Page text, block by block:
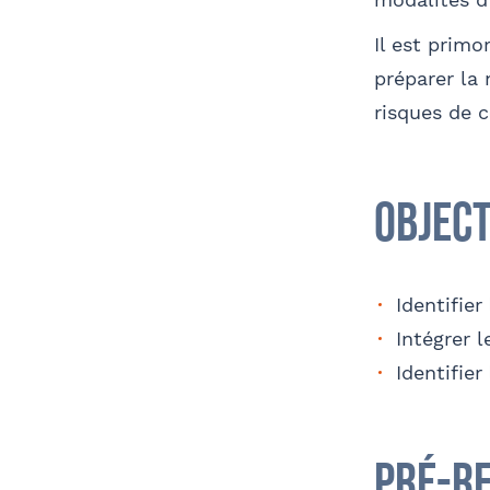
Il est
préparer la
risques de
Identifier
Intégrer
Identifier
Contact au service formation pour toute